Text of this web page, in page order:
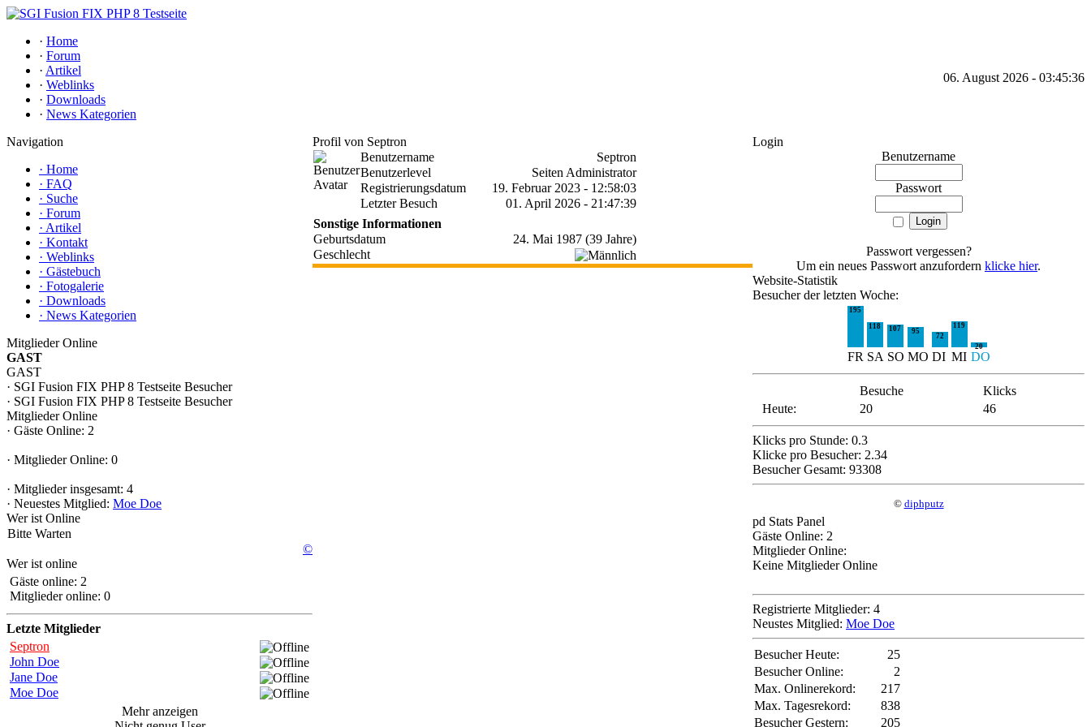
· Home
· Forum
· Artikel
· Weblinks
· Downloads
· News Kategorien
06. August 2026 - 03:45:36
Navigation
· Home
· FAQ
· Suche
· Forum
· Artikel
· Kontakt
· Weblinks
· Gästebuch
· Fotogalerie
· Downloads
· News Kategorien
Mitglieder Online
GAST
GAST
· SGI Fusion FIX PHP 8 Testseite Besucher
· SGI Fusion FIX PHP 8 Testseite Besucher
Mitglieder Online
· Gäste Online: 2
· Mitglieder Online: 0
· Mitglieder insgesamt: 4
· Neuestes Mitglied: Moe Doe
Wer ist Online
Bitte Warten
©
Wer ist online
Gäste online: 2
Mitglieder online: 0
Letzte Mitglieder
Septron
John Doe
Jane Doe
Moe Doe
Mehr anzeigen
Profil von Septron
Benutzername
Septron
Benutzerlevel
Seiten Administrator
Registrierungsdatum
19. Februar 2023 - 12:58:03
Letzter Besuch
01. April 2026 - 21:47:39
Sonstige Informationen
Geburtsdatum
24. Mai 1987 (39 Jahre)
Geschlecht
Login
Benutzername
Passwort
Passwort vergessen?
Um ein neues Passwort anzufordern klicke hier.
Website-Statistik
Besucher der letzten Woche:
195
118
107 95
72
119
20
FR SA SO MO DI MI DO
Besuche
Klicks
Heute:
20 46
Klicks pro Stunde: 0.3
Klicke pro Besucher: 2.34
Besucher Gesamt: 93308
© diphputz
pd Stats Panel
Gäste Online: 2
Mitglieder Online:
Keine Mitglieder Online
Registrierte Mitglieder: 4
Neustes Mitglied: Moe Doe
Besucher Heute:
25
Besucher Online:
2
Max. Onlinerekord:
217
Max. Tagesrekord:
838
Besucher Gestern:
205